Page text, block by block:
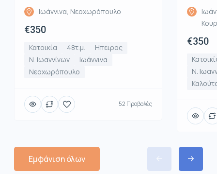
Ιωάννινα, Νεοχωρόπουλο
€350
Κατοικία 48τ.μ.
Ηπειρος
Ν. Ιωαννίνων
Ιωάννινα
Νεοχωρόπουλο
52 Προβολές
€350
Ν.
Εμφάνιση όλων